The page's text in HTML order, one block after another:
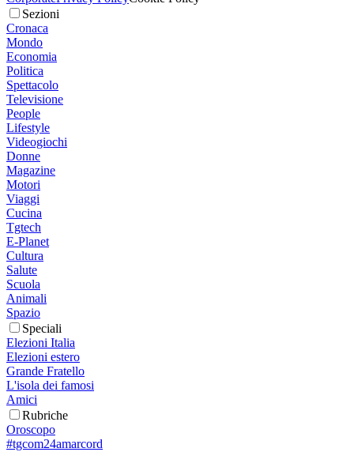
Sezioni
Cronaca
Mondo
Economia
Politica
Spettacolo
Televisione
People
Lifestyle
Videogiochi
Donne
Magazine
Motori
Viaggi
Cucina
Tgtech
E-Planet
Cultura
Salute
Scuola
Animali
Spazio
Speciali
Elezioni Italia
Elezioni estero
Grande Fratello
L'isola dei famosi
Amici
Rubriche
Oroscopo
#tgcom24amarcord